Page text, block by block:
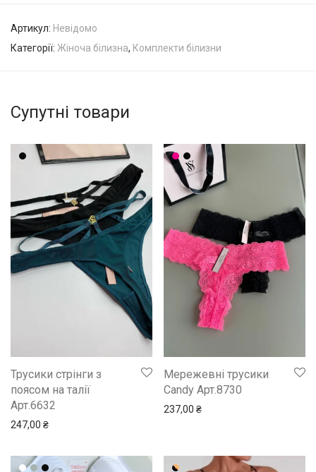
Артикул: Невідомо
Категорії: Жіноча білизна, Комплекти білизни
Супутні товари
Трусики стрінги з
поясом на талії
Арт.6632
247,00 ₴
Мережевні трусики
Candy Арт.8730
237,00 ₴